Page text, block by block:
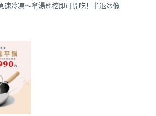
速冷凍～拿湯匙挖即可開吃！半退冰像